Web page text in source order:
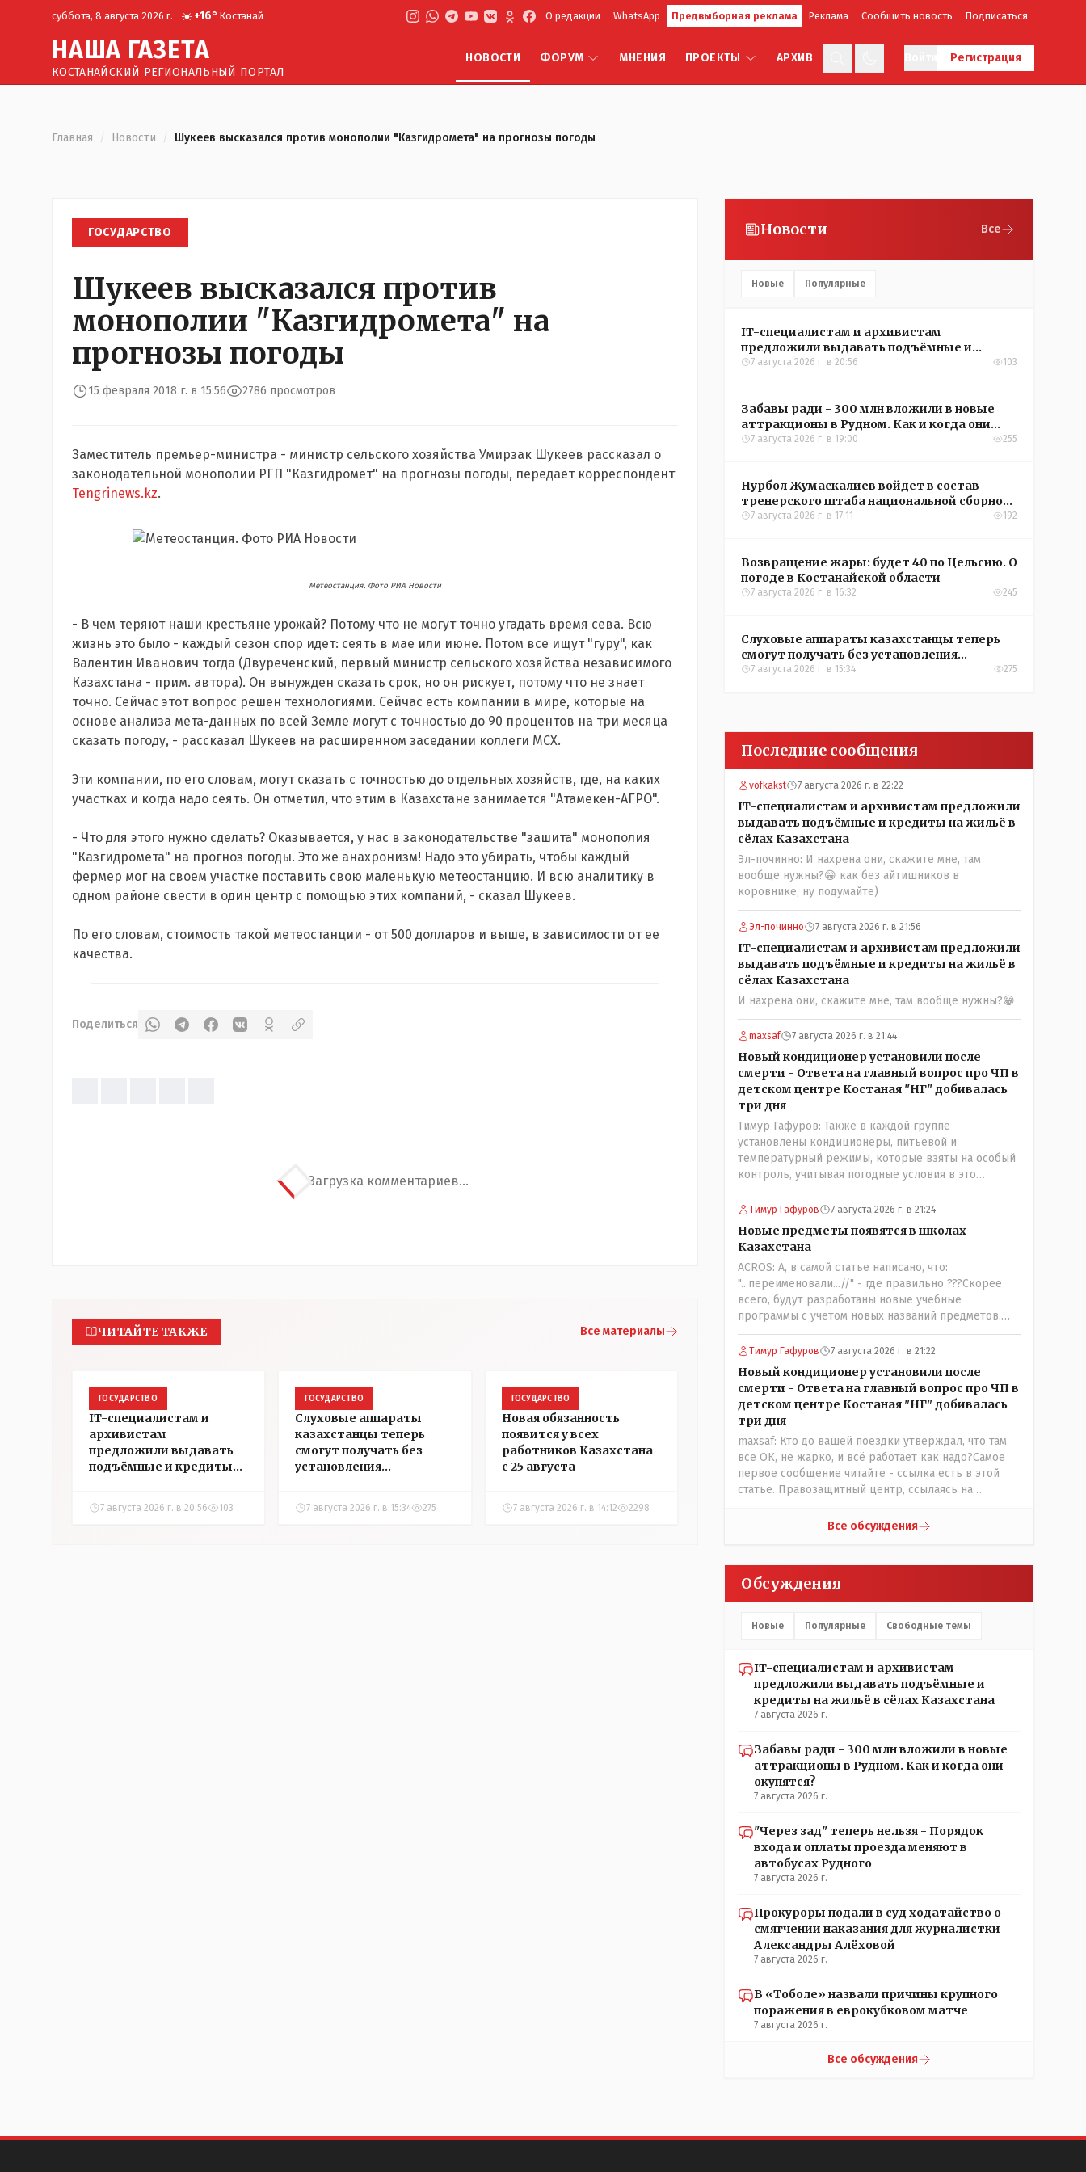
суббота, 8 августа 2026 г. ☀️+16° Костанай О редакции WhatsApp Предвыборная реклама Реклама Сообщить новость Подписаться
НАША ГАЗЕТА
КОСТАНАЙСКИЙ РЕГИОНАЛЬНЫЙ ПОРТАЛ
НОВОСТИ ФОРУМ МНЕНИЯ ПРОЕКТЫ АРХИВ Регистрация
Главная / Новости / Шукеев высказался против монополии "Казгидромета" на прогнозы погоды
ГОСУДАРСТВО
Шукеев высказался против
монополии "Казгидромета" на
прогнозы погоды
15 февраля 2018 г. в 15:56 2786 просмотров
Заместитель премьер-министра - министр сельского хозяйства Умирзак Шукеев рассказал о
законодательной монополии РГП "Казгидромет" на прогнозы погоды, передает корреспондент
Tengrinews.kz.
Метеостанция. Фото РИА Новости
- В чем теряют наши крестьяне урожай? Потому что не могут точно угадать время сева. Всю
жизнь это было - каждый сезон спор идет: сеять в мае или июне. Потом все ищут "гуру", как
Валентин Иванович тогда (Двуреченский, первый министр сельского хозяйства независимого
Казахстана - прим. автора). Он вынужден сказать срок, но он рискует, потому что не знает
точно. Сейчас этот вопрос решен технологиями. Сейчас есть компании в мире, которые на
основе анализа мета-данных по всей Земле могут с точностью до 90 процентов на три месяца
сказать погоду, - рассказал Шукеев на расширенном заседании коллеги МСХ.
Эти компании, по его словам, могут сказать с точностью до отдельных хозяйств, где, на каких
участках и когда надо сеять. Он отметил, что этим в Казахстане занимается "Атамекен-АГРО".
- Что для этого нужно сделать? Оказывается, у нас в законодательстве "зашита" монополия
"Казгидромета" на прогноз погоды. Это же анахронизм! Надо это убирать, чтобы каждый
фермер мог на своем участке поставить свою маленькую метеостанцию. И всю аналитику в
одном районе свести в один центр с помощью этих компаний, - сказал Шукеев.
По его словам, стоимость такой метеостанции - от 500 долларов и выше, в зависимости от ее
качества.
Поделиться
Загрузка комментариев...
ЧИТАЙТЕ ТАКЖЕ Все материалы
ГОСУДАРСТВО
IT-специалистам и
архивистам
предложили выдавать
подъёмные и кредиты
7 августа 2026 г. в 20:56 103
ГОСУДАРСТВО
Слуховые аппараты
казахстанцы теперь
смогут получать без
установления
7 августа 2026 г. в 15:34 275
ГОСУДАРСТВО
Новая обязанность
появится у всех
работников Казахстана
с 25 августа
7 августа 2026 г. в 14:12 2298
Новости Все
Новые Популярные
IT-специалистам и архивистам
предложили выдавать подъёмные и
кредиты на жильё в сёлах Казахстана
7 августа 2026 г. в 20:56 103
Забавы ради - 300 млн вложили в новые
аттракционы в Рудном. Как и когда они
окупятся?
7 августа 2026 г. в 19:00 255
Нурбол Жумаскалиев войдет в состав
тренерского штаба национальной сборной
Казахстана по футболу
7 августа 2026 г. в 17:11 192
Возвращение жары: будет 40 по Цельсию. О
погоде в Костанайской области
7 августа 2026 г. в 16:32 245
Слуховые аппараты казахстанцы теперь
смогут получать без установления
инвалидности
7 августа 2026 г. в 15:34 275
Последние сообщения
vofkakst 7 августа 2026 г. в 22:22
IT-специалистам и архивистам предложили
выдавать подъёмные и кредиты на жильё в
сёлах Казахстана
Эл-починно: И нахрена они, скажите мне, там
вообще нужны?😁 как без айтишников в
коровнике, ну подумайте)
Эл-починно 7 августа 2026 г. в 21:56
IT-специалистам и архивистам предложили
выдавать подъёмные и кредиты на жильё в
сёлах Казахстана
И нахрена они, скажите мне, там вообще нужны?😁
maxsaf 7 августа 2026 г. в 21:44
Новый кондиционер установили после
смерти - Ответа на главный вопрос про ЧП в
детском центре Костаная "НГ" добивалась
три дня
Тимур Гафуров: Также в каждой группе
установлены кондиционеры, питьевой и
температурный режимы, которые взяты на особый
контроль, учитывая погодные условия в это
лето.Мы решили. что это - противоречие. Вы
считаете иначе?Ну тут противоречия нет. Этот
трагедии, то есть 29 июля, когда спешно
установили и воду, и новые кондиционеры, и
впервые поставили температурный режим на
контроль. То есть первая часть - информация до
трагедии, вторая часть - информация после
трагедии, когда все уже было исправлено.
Тимур Гафуров 7 августа 2026 г. в 21:24
Новые предметы появятся в школах
Казахстана
ACROS: А, в самой статье написано, что:
"...переименовали...//" - где правильно ???Скорее
всего, будут разработаны новые учебные
программы с учетом новых названий предметов.
Так что предметы - новые. Хоть и
переименованные)
Тимур Гафуров 7 августа 2026 г. в 21:22
Новый кондиционер установили после
смерти - Ответа на главный вопрос про ЧП в
детском центре Костаная "НГ" добивалась
три дня
maxsaf: Кто до вашей поездки утверждал, что там
все ОК, не жарко, и всё работает как надо?Самое
первое сообщение читайте - ссылка есть в этой
статье. Правозащитный центр, ссылаясь на
чате, которые прислали ему в виде
времени их установили только в помещениях,
предназначенных для административно-
управленческого персонала. И Также в каждой
группе установлены кондиционеры, питьевой и
контроль, учитывая погодные условия в это лето.
Мы решили. что это - противоречие. Вы считаете
иначе?
Все обсуждения
Обсуждения
Новые Популярные Свободные темы
IT-специалистам и архивистам
предложили выдавать подъёмные и
кредиты на жильё в сёлах Казахстана
7 августа 2026 г.
Забавы ради - 300 млн вложили в новые
аттракционы в Рудном. Как и когда они
окупятся?
7 августа 2026 г.
"Через зад" теперь нельзя - Порядок
входа и оплаты проезда меняют в
автобусах Рудного
7 августа 2026 г.
Прокуроры подали в суд ходатайство о
смягчении наказания для журналистки
Александры Алёховой
7 августа 2026 г.
В «Тоболе» назвали причины крупного
поражения в еврокубковом матче
7 августа 2026 г.
Все обсуждения